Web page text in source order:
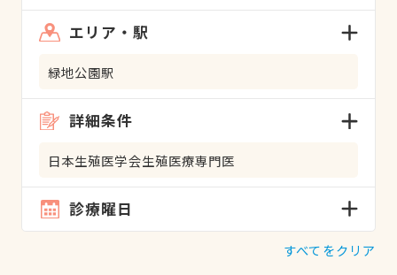
エリア・駅
緑地公園駅
詳細条件
日本生殖医学会生殖医療専門医
診療曜日
すべてをクリア